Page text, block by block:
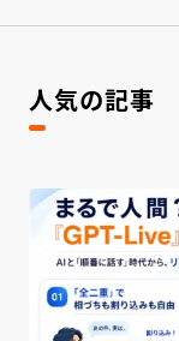
人気の記事